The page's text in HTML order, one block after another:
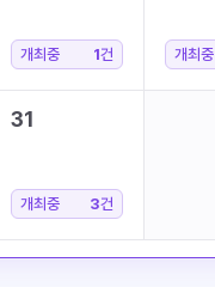
개최중 1건 개최중
31
개최중 3건